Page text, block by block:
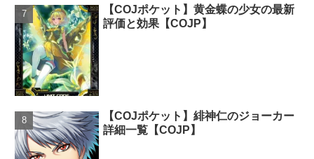
【COJポケット】黄金蝶の少女の最新
評価と効果【COJP】
【COJポケット】緋神仁のジョーカー
詳細一覧【COJP】